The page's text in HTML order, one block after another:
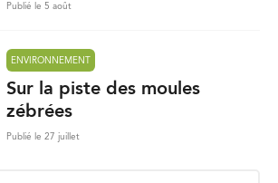
Publié le 5 août
ENVIRONNEMENT
Sur la piste des moules
zébrées
Publié le 27 juillet